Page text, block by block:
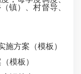
镇）、村督导、
施方案（模板）
模板）